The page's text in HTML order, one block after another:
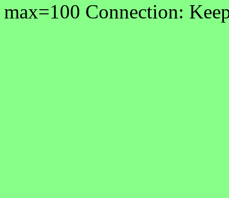
max=100 Connection: